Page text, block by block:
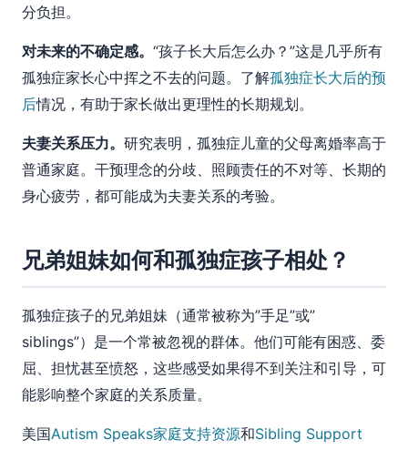
分负担。
对未来的不确定感。 “孩子长大后怎么办？”这是几乎所有
孤独症家长心中挥之不去的问题。了解孤独症长大后的预
后情况，有助于家长做出更理性的长期规划。
夫妻关系压力。 研究表明，孤独症儿童的父母离婚率高于
普通家庭。干预理念的分歧、照顾责任的不对等、长期的
身心疲劳，都可能成为夫妻关系的考验。
兄弟姐妹如何和孤独症孩子相处？
孤独症孩子的兄弟姐妹（通常被称为”手足”或”
siblings”）是一个常被忽视的群体。他们可能有困惑、委
屈、担忧甚至愤怒，这些感受如果得不到关注和引导，可
能影响整个家庭的关系质量。
美国Autism Speaks家庭支持资源和Sibling Support